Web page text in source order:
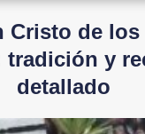
Cristo de
tradición y
detallado